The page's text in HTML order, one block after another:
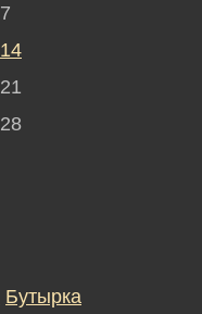
7
14
21
28
Бутырка